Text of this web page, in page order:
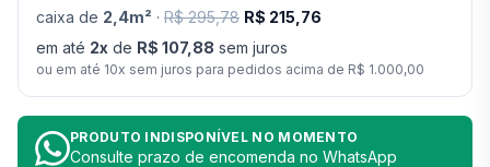
caixa de 2,4m² · R$ 295,78 R$ 215,76
em até 2x de R$ 107,88 sem juros
ou em até 10x sem juros para pedidos acima de R$ 1.000,00
PRODUTO INDISPONÍVEL NO MOMENTO
Consulte prazo de encomenda no WhatsApp